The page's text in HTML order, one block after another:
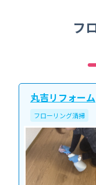
フ
丸吉リフォーム
フローリング清掃